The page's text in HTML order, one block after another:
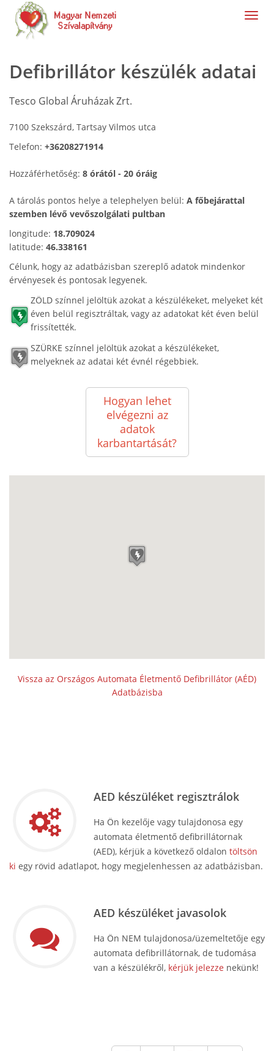
Defibrillátor készülék adatai
Tesco Global Áruházak Zrt.
7100 Szekszárd, Tartsay Vilmos utca
Telefon: +36208271914
Hozzáférhetőség: 8 órától - 20 óráig
A tárolás pontos helye a telephelyen belül: A főbejárattal
szemben lévő vevőszolgálati pultban
longitude: 18.709024
latitude: 46.338161
Célunk, hogy az adatbázisban szereplő adatok mindenkor
érvényesek és pontosak legyenek.
ZÖLD színnel jelöltük azokat a készülékeket, melyeket két
éven belül regisztráltak, vagy az adatokat két éven belül
frissítették.
SZÜRKE színnel jelöltük azokat a készülékeket,
melyeknek az adatai két évnél régebbiek.
Hogyan lehet
elvégezni az
adatok
karbantartását?
Vissza az Országos Automata Életmentő Defibrillátor (AÉD)
Adatbázisba
AED készüléket regisztrálok
Ha Ön kezelője vagy tulajdonosa egy
automata életmentő defibrillátornak
(AED), kérjük a következő oldalon töltsön
ki egy rövid adatlapot, hogy megjelenhessen az adatbázisban.
AED készüléket javasolok
Ha Ön NEM tulajdonosa/üzemeltetője egy
automata defibrillátornak, de tudomása
van a készülékről, kérjük jelezze nekünk!